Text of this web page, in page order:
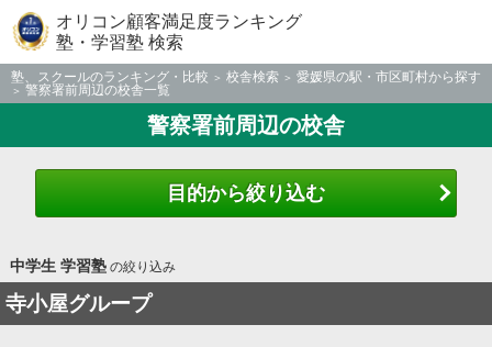
オリコン顧客満足度ランキング
塾・学習塾 検索
塾、スクールのランキング・比較 校舎検索
愛媛県の駅・市区町村から探す
警察署前周辺の校舎一覧
警察署前周辺の校舎
目的から絞り込む
中学生 学習塾の絞り込み
寺小屋グループ